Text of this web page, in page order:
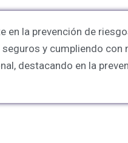
la prevención de
y cumpliendo con
destacando en la